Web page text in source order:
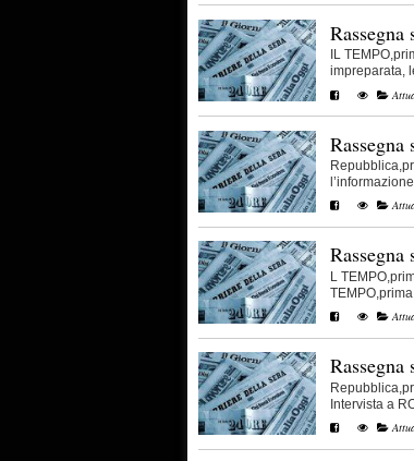
IL
impreparata,
Rassegna
L
Intervista a